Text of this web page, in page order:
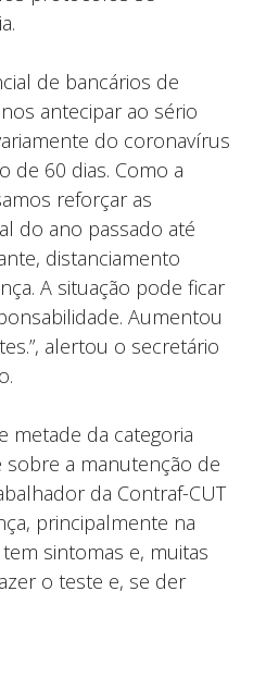
de bancários de
antecipar ao sério
do coronavírus
de 60 dias. Como a
reforçar as
do ano passado até
distanciamento
A situação pode ficar
Aumentou
alertou o secretário
metade da categoria
a manutenção de
da Contraf-CUT
principalmente na
sintomas e, muitas
o teste e, se der